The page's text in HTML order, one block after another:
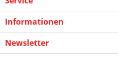
Informationen
Newsletter